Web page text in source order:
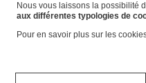
Favoris
Nous vous laissons la possibilité
aux différentes typologies de
Pour en savoir plus sur les